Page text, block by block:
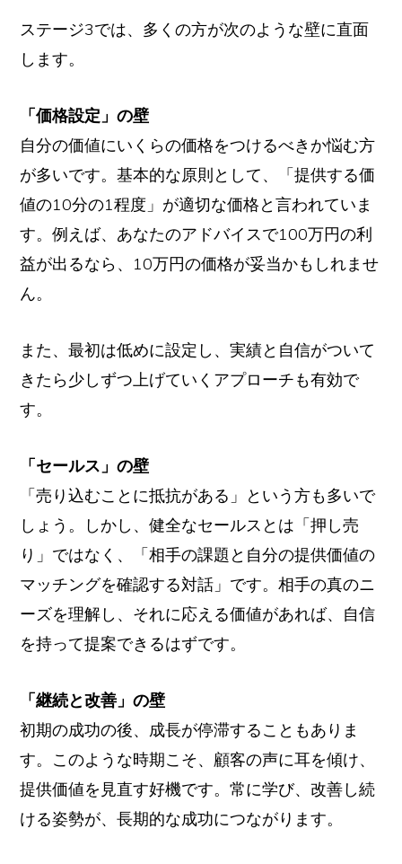
ステージ3では、多くの方が次のような壁に直面
します。
「価格設定」の壁
自分の価値にいくらの価格をつけるべきか悩む方
が多いです。基本的な原則として、「提供する価
値の10分の1程度」が適切な価格と言われていま
す。例えば、あなたのアドバイスで100万円の利
益が出るなら、10万円の価格が妥当かもしれませ
ん。
また、最初は低めに設定し、実績と自信がついて
きたら少しずつ上げていくアプローチも有効で
す。
「セールス」の壁
「売り込むことに抵抗がある」という方も多いで
しょう。しかし、健全なセールスとは「押し売
り」ではなく、「相手の課題と自分の提供価値の
マッチングを確認する対話」です。相手の真のニ
ーズを理解し、それに応える価値があれば、自信
を持って提案できるはずです。
「継続と改善」の壁
初期の成功の後、成長が停滞することもありま
す。このような時期こそ、顧客の声に耳を傾け、
提供価値を見直す好機です。常に学び、改善し続
ける姿勢が、長期的な成功につながります。